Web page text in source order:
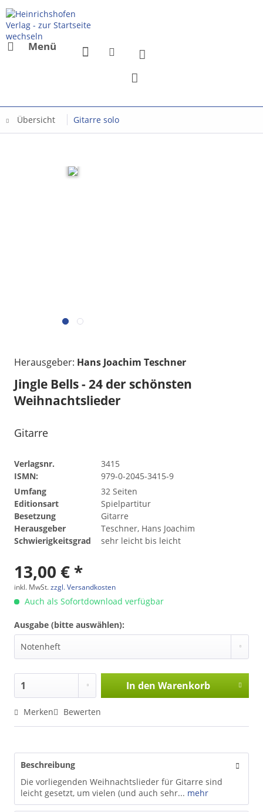
Menü
Übersicht Gitarre solo
Herausgeber: Hans Joachim Teschner
Jingle Bells - 24 der schönsten
Weihnachtslieder
Gitarre
Verlagsnr.
3415
ISMN:
979-0-2045-3415-9
Umfang
32 Seiten
Editionsart
Spielpartitur
Besetzung
Gitarre
Herausgeber
Teschner, Hans Joachim
Schwierigkeitsgrad
sehr leicht bis leicht
13,00 € *
inkl. MwSt.zzgl. Versandkosten
Auch als Sofortdownload verfügbar
Ausgabe (bitte auswählen):
In den Warenkorb
Merken Bewerten
Beschreibung
Die vorliegenden Weihnachtslieder für Gitarre sind
leicht gesetzt, um vielen (und auch sehr... mehr